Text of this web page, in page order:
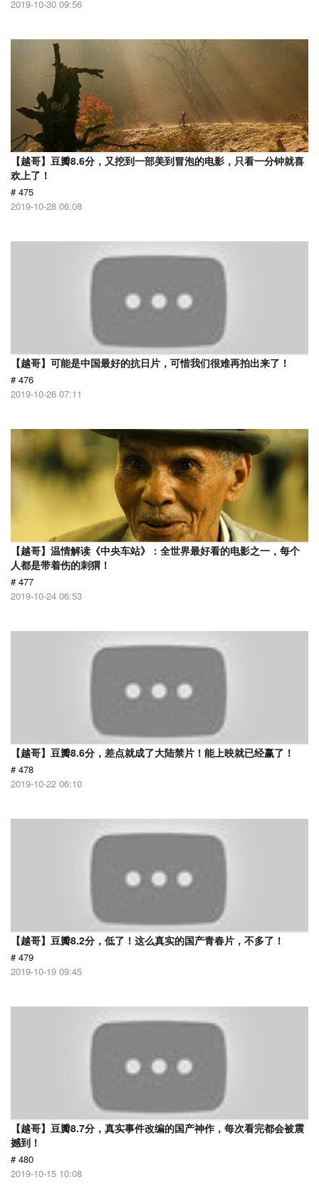
2019-10-30 09:56
【越哥】豆瓣8.6分，又挖到一部美到冒泡的电影，只看一分钟就喜
欢上了！
# 475
2019-10-28 06:08
【越哥】可能是中国最好的抗日片，可惜我们很难再拍出来了！
# 476
2019-10-26 07:11
【越哥】温情解读《中央车站》：全世界最好看的电影之一，每个
人都是带着伤的刺猬！
# 477
2019-10-24 06:53
【越哥】豆瓣8.6分，差点就成了大陆禁片！能上映就已经赢了！
# 478
2019-10-22 06:10
【越哥】豆瓣8.2分，低了！这么真实的国产青春片，不多了！
# 479
2019-10-19 09:45
【越哥】豆瓣8.7分，真实事件改编的国产神作，每次看完都会被震
撼到！
# 480
2019-10-15 10:08